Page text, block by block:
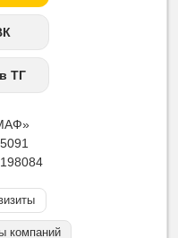
компаний
ТГ